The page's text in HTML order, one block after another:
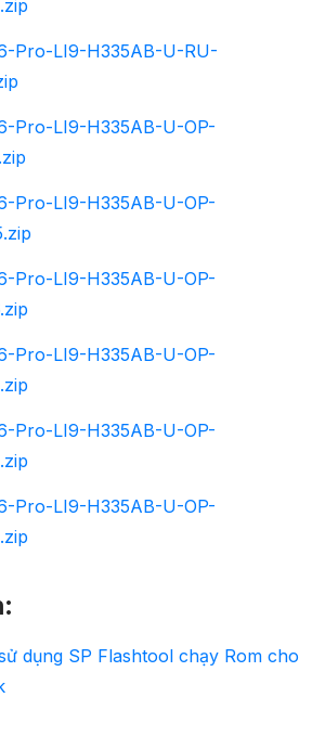
Pro-LI9-H335AB-U-RU-
Pro-LI9-H335AB-U-OP-
Pro-LI9-H335AB-U-OP-
Pro-LI9-H335AB-U-OP-
Pro-LI9-H335AB-U-OP-
Pro-LI9-H335AB-U-OP-
Pro-LI9-H335AB-U-OP-
dụng SP Flashtool chạy Rom cho